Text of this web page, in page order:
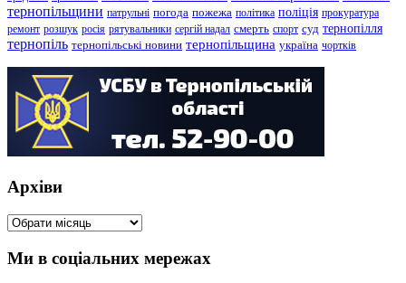
тернопільщини патрульні погода пожежа політика поліція прокуратура
ремонт розшук росія рятувальники сергій надал смерть спорт суд тернопілля
тернопіль тернопільські новини тернопільщина україна чортків
Архіви
Архіви
Ми в соціальних мережах